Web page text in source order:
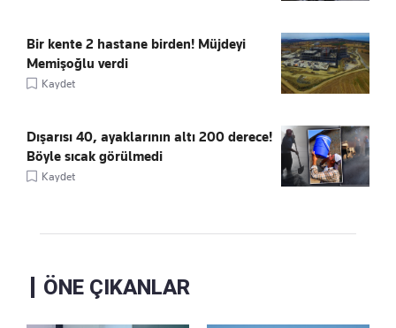
Bir kente 2 hastane birden! Müjdeyi
Memişoğlu verdi
Kaydet
Dışarısı 40, ayaklarının altı 200 derece!
Böyle sıcak görülmedi
Kaydet
ÖNE ÇIKANLAR